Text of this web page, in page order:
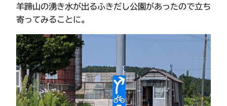
羊蹄山の湧き水が出るふきだし公園があったので立ち
寄ってみることに。